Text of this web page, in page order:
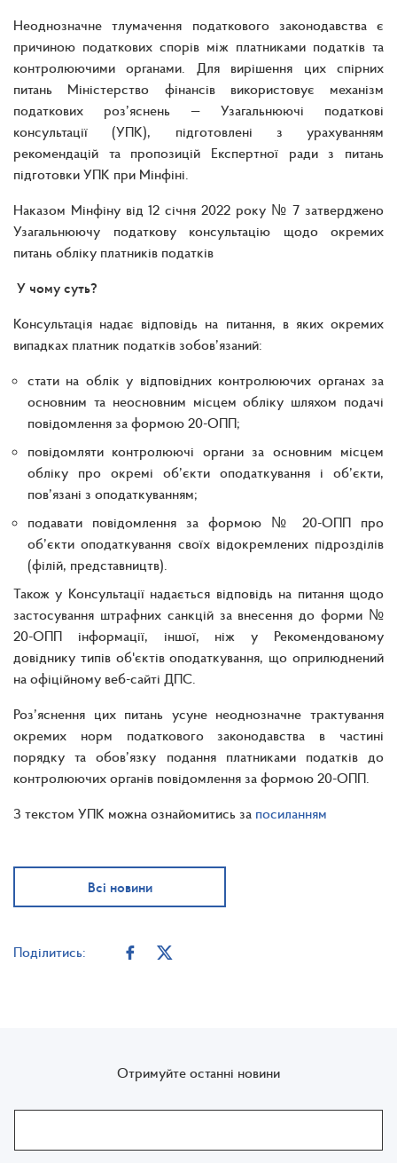
Неоднозначне тлумачення податкового законодавства є
причиною податкових спорів між платниками податків та
контролюючими органами. Для вирішення цих спірних
питань Міністерство фінансів використовує механізм
податкових роз’яснень — Узагальнюючі податкові
консультації (УПК), підготовлені з урахуванням
рекомендацій та пропозицій Експертної ради з питань
підготовки УПК при Мінфіні.
Наказом Мінфіну від 12 січня 2022 року № 7 затверджено
Узагальнюючу податкову консультацію щодо окремих
питань обліку платників податків
У чому суть?
Консультація надає відповідь на питання, в яких окремих
випадках платник податків зобов’язаний:
стати на облік у відповідних контролюючих органах за
основним та неосновним місцем обліку шляхом подачі
повідомлення за формою 20-ОПП;
повідомляти контролюючі органи за основним місцем
обліку про окремі об’єкти оподаткування і об’єкти,
пов’язані з оподаткуванням;
подавати повідомлення за формою № 20-ОПП про
об’єкти оподаткування своїх відокремлених підрозділів
(філій, представництв).
Також у Консультації надається відповідь на питання щодо
застосування штрафних санкцій за внесення до форми №
20-ОПП інформації, іншої, ніж у Рекомендованому
довіднику типів об'єктів оподаткування, що оприлюднений
на офіційному веб-сайті ДПС.
Роз’яснення цих питань усуне неоднозначне трактування
окремих норм податкового законодавства в частині
порядку та обов’язку подання платниками податків до
контролюючих органів повідомлення за формою 20-ОПП.
З текстом УПК можна ознайомитись за посиланням
Всі новини
Поділитись:
Отримуйте останні новини